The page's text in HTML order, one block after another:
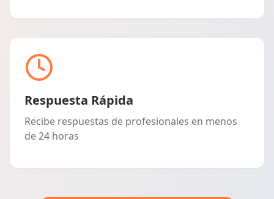
Respuesta Rápida
Recibe respuestas de profesionales en menos
de 24 horas